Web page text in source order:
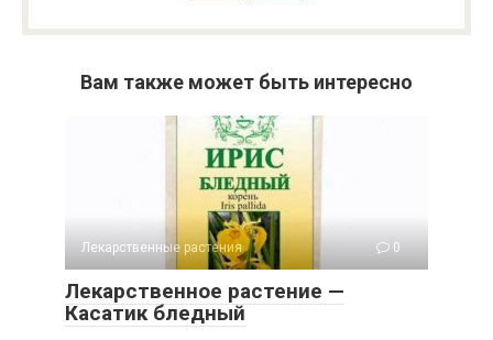
Вам также может быть интересно
Лекарственные растения 0
Лекарственное растение —
Касатик бледный